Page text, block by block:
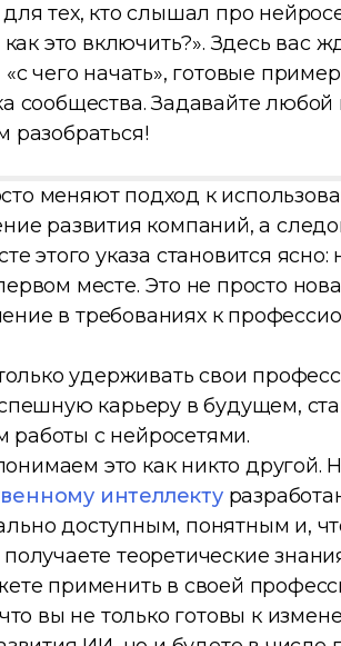
тех, кто слышал про
как это включить?». Здесь вас
чего начать», готовые
сообщества. Задавайте
меняют подход к
развития компаний, а
этого указа становится
месте. Это не просто
в требованиях к
удерживать свои
карьеру в будущем,
с нейросетями.
это как никто другой.
интеллекту
доступным, понятным и,
теоретические
применить в своей
вы не только готовы к